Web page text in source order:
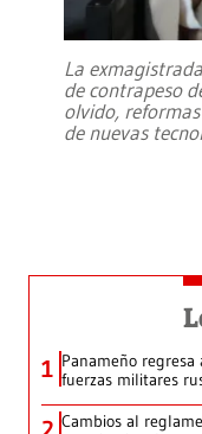
La
de contrapeso
olvido,
de nuevas
1 Panameño
fuerzas militares
Cambios al